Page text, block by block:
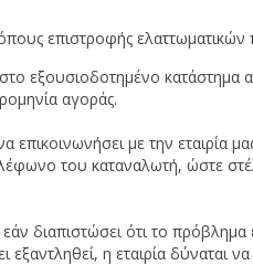
επιστροφής ελαττωματικών
εξουσιοδοτημένο
αγοράς.
επικοινωνήσει με την εταιρία
του καταναλωτή, ώστε
διαπιστώσει ότι το
η εταιρία δύναται